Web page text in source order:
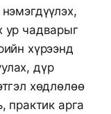
ур чадварыг
хүрээнд
дүр
хөдлөлөө
практик арга